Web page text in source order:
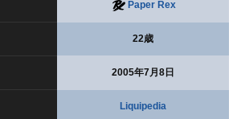
Paper Rex
22歳
2005年7月8日
Liquipedia